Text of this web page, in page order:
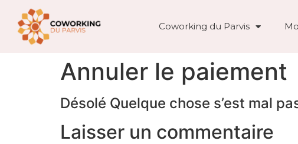
Coworking du Parvis
Annuler le paiement
Désolé Quelque chose s’est mal
Laisser un commentaire